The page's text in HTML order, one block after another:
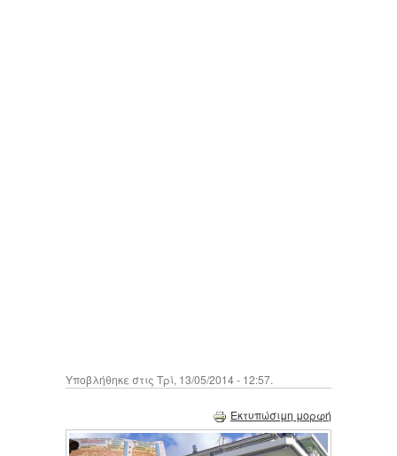
Υποβλήθηκε στις Τρί, 13/05/2014 - 12:57.
Εκτυπώσιμη μορφή